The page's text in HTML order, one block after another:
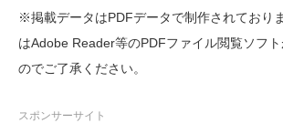
※掲載データはPDFデータで制作されており
はAdobe Reader等のPDFファイル閲覧ソフ
のでご了承ください。
スポンサーサイト